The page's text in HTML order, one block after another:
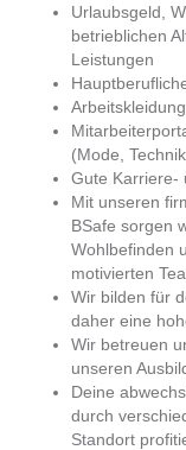
Urlaubsgeld,
betrieblichen
Leistungen
(Mode,
Gute Karriere-
Mit unseren
BSafe sorgen
Wohlbefinden
motivierten
Wir bilden für
daher eine
Wir betreuen
unseren
Deine
durch
Standort